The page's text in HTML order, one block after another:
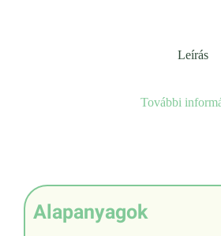
Leírás
További
Alapanyagok